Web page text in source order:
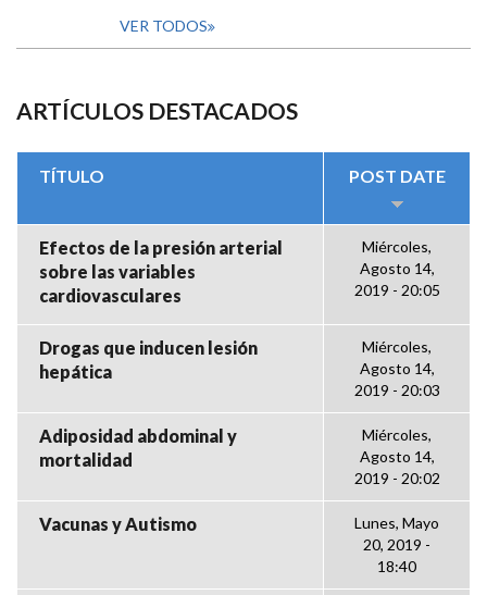
VER TODOS
ARTÍCULOS DESTACADOS
TÍTULO POST DATE
Efectos de la presión arterial
sobre las variables
cardiovasculares
Miércoles,
Agosto 14,
2019 - 20:05
Drogas que inducen lesión
hepática
Miércoles,
Agosto 14,
2019 - 20:03
Adiposidad abdominal y
mortalidad
Miércoles,
Agosto 14,
2019 - 20:02
Vacunas y Autismo
Lunes, Mayo
20, 2019 -
18:40